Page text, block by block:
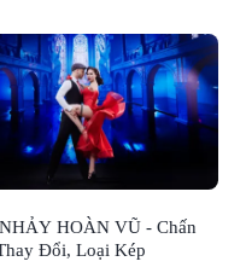
HOÀN VŨ - Chấn
Đổi, Loại Kép